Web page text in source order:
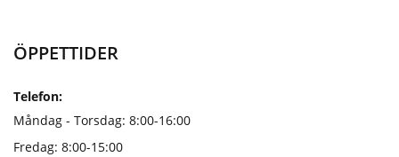
ÖPPETTIDER
Telefon:
Måndag - Torsdag: 8:00-16:00
Fredag: 8:00-15:00